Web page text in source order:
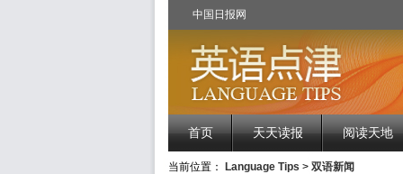
中国日报网
首页 天天读报 阅读天地
当前位置： Language Tips > 双语新闻